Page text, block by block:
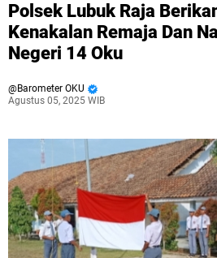
Polsek Lubuk Raja
Kenakalan Remaja Dan
Negeri 14 Oku
Barometer OKU
Agustus 05, 2025 WIB